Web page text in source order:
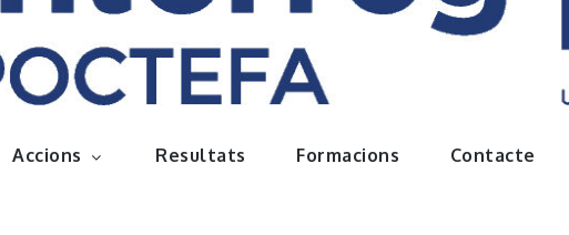
Accions Resultats Formacions Contacte